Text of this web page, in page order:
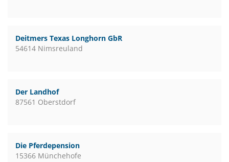
Deitmers Texas Longhorn GbR
54614 Nimsreuland
Der Landhof
87561 Oberstdorf
Die Pferdepension
15366 Münchehofe